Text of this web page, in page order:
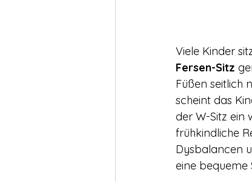
Viele Kinder
Fersen-Sitz
Füßen seitlich
scheint das
der W-Sitz ein
frühkindliche
Dysbalancen
eine bequeme